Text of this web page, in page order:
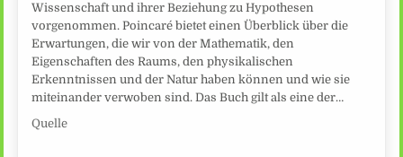
Wissenschaft und ihrer Beziehung zu Hypothesen
vorgenommen. Poincaré bietet einen Überblick über die
Erwartungen, die wir von der Mathematik, den
Eigenschaften des Raums, den physikalischen
Erkenntnissen und der Natur haben können und wie sie
miteinander verwoben sind. Das Buch gilt als eine der…
Quelle